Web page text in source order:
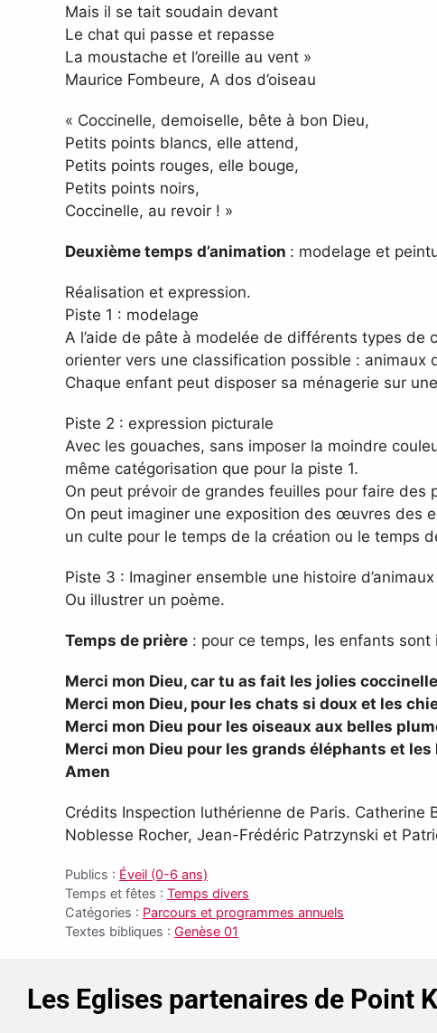
Mais il se tait soudain devant
Le chat qui passe et repasse
La moustache et l’oreille au vent »
Maurice Fombeure, A dos d’oiseau
« Coccinelle, demoiselle, bête à bon Dieu,
Petits points blancs, elle attend,
Petits points rouges, elle bouge,
Petits points noirs,
Coccinelle, au revoir ! »
Deuxième temps d’animation : modelage et
Réalisation et expression.
Piste 1 : modelage
A l’aide de pâte à modelée de différents types de
orienter vers une classification possible : animaux
Chaque enfant peut disposer sa ménagerie sur
Piste 2 : expression picturale
Avec les gouaches, sans imposer la moindre
même catégorisation que pour la piste 1.
On peut prévoir de grandes feuilles pour faire des
On peut imaginer une exposition des œuvres des
un culte pour le temps de la création ou le temps
Piste 3 : Imaginer ensemble une histoire
Ou illustrer un poème.
Temps de prière : pour ce temps, les enfants sont
Merci mon Dieu, car tu as fait les jolies
Merci mon Dieu, pour les chats si doux et les
Merci mon Dieu pour les oiseaux aux belles
Merci mon Dieu pour les grands éléphants et
Amen
Crédits Inspection luthérienne de Paris. Catherine
Noblesse Rocher, Jean-Frédéric Patrzynski et
Publics : Éveil (0-6 ans)
Temps et fêtes : Temps divers
Catégories : Parcours et programmes annuels
Textes bibliques : Genèse 01
Les Eglises partenaires de Point